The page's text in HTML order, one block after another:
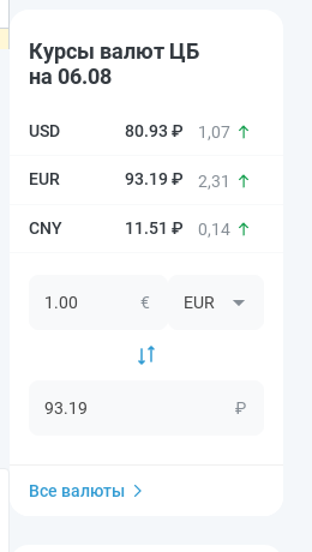
Курсы валют ЦБ
на 06.08
80.93 ₽ 1,07
93.19 ₽ 2,31
11.51 ₽ 0,14
€
₽
Все валюты